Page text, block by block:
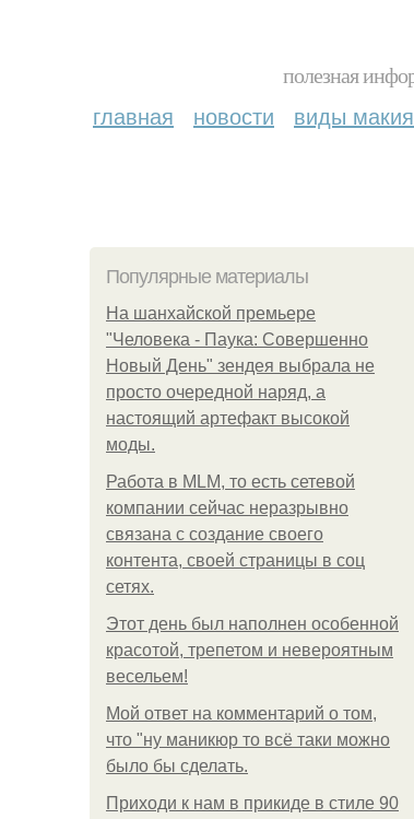
полезная
главная новости виды
Популярные материалы
На шанхайской премьере
"Человека - Паука: Совершенно
Новый День" зендея выбрала не
просто очередной наряд, а
настоящий артефакт высокой
моды.
Работа в MLM, то есть сетевой
компании сейчас неразрывно
связана с создание своего
контента, своей страницы в соц
сетях.
Этот день был наполнен особенной
красотой, трепетом и невероятным
весельем!
Мой ответ на комментарий о том,
что "ну маникюр то всё таки можно
было бы сделать.
Приходи к нам в прикиде в стиле 90